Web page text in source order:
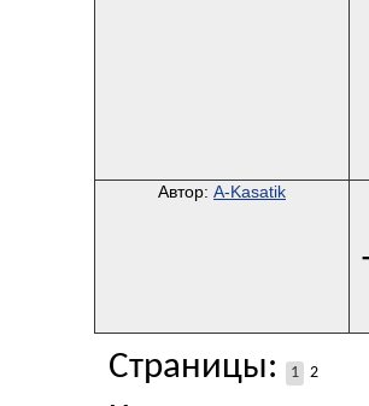
Автор: A-Kasatik
Страницы: 1 2